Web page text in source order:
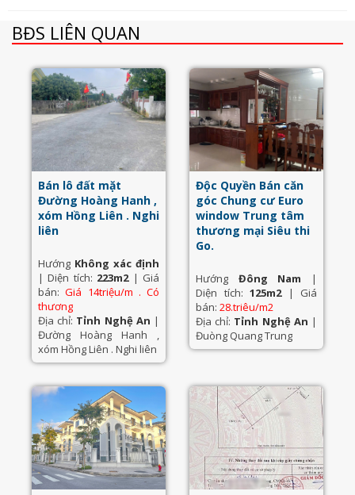
BĐS LIÊN QUAN
Bán lô đất mặt
Đường Hoàng Hanh ,
xóm Hồng Liên . Nghi
liên
Hướng Không xác định
| Diện tích: 223m2| Giá
bán:Giá 14triệu/m . Có
thương
Địa chỉ: Tỉnh Nghệ An |
Đường Hoàng Hanh ,
xóm Hồng Liên . Nghi liên
Độc Quyền Bán căn
góc Chung cư Euro
window Trung tâm
thương mại Siêu thi
Go.
Hướng Đông Nam |
Diện tích: 125m2| Giá
bán: 28.triêu/m2
Địa chỉ: Tỉnh Nghệ An |
Đuòng Quang Trung